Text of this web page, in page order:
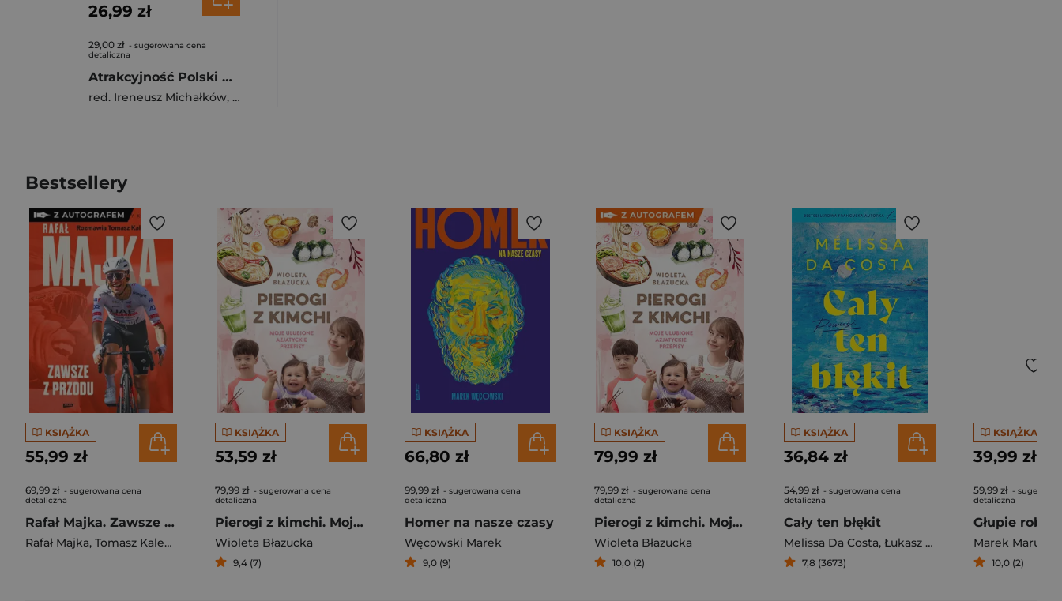
26,99 zł
29,00 zł - sugerowana cena
detaliczna
Atrakcyjność Polski Mazowsza i Warszawy Szanse skutecznej promocji
red. Ireneusz Michałków, Waldemar Piórek
Bestsellery
KSIĄŻKA
55,99 zł
69,99 zł - sugerowana cena
detaliczna
Rafał Majka. Zawsze z przodu. Rozmawia Tomasz Kalemba - książka z autografem
Rafał Majka, Tomasz Kalemba
KSIĄŻKA
53,59 zł
79,99 zł - sugerowana cena
detaliczna
Pierogi z kimchi. Moje ulubione azjatyckie przepisy
Wioleta Błazucka
9,4 (7)
KSIĄŻKA
66,80 zł
99,99 zł - sugerowana cena
detaliczna
Homer na nasze czasy
Węcowski Marek
9,0 (9)
KSIĄŻKA
79,99 zł
79,99 zł - sugerowana cena
detaliczna
Pierogi z kimchi. Moje ulubione azjatyckie przepisy - książka z autografem
Wioleta Błazucka
10,0 (2)
KSIĄŻKA
36,84 zł
54,99 zł - sugerowana cena
detaliczna
Cały ten błękit
Melissa Da Costa, Łukasz Müller
7,8 (3673)
KSIĄŻKA
39,99 zł
59,99 zł -
detaliczna
Marek
10,0 (2)